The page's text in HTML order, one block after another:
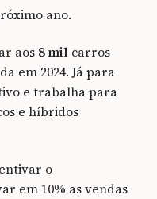
ano.
aos 8 mil carros
em 2024. Já para
e trabalha para
e híbridos
o
em 10% as vendas